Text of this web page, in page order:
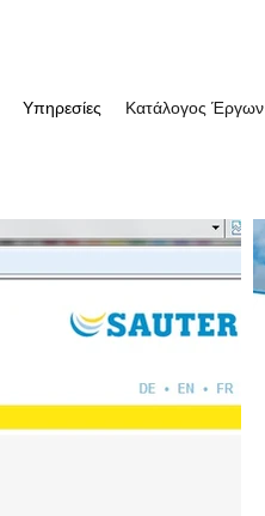
Υπηρεσίες Κατάλογος Έργων